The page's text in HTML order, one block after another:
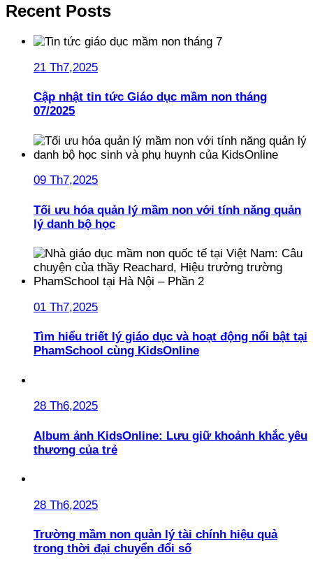
Recent Posts
21 Th7,2025
Cập nhật tin tức Giáo dục mầm non tháng
07/2025
09 Th7,2025
Tối ưu hóa quản lý mầm non với tính năng quản
lý danh bộ học
01 Th7,2025
Tìm hiểu triết lý giáo dục và hoạt động nổi bật tại
PhamSchool cùng KidsOnline
28 Th6,2025
Album ảnh KidsOnline: Lưu giữ khoảnh khắc yêu
thương của trẻ
28 Th6,2025
Trường mầm non quản lý tài chính hiệu quả
trong thời đại chuyển đổi số